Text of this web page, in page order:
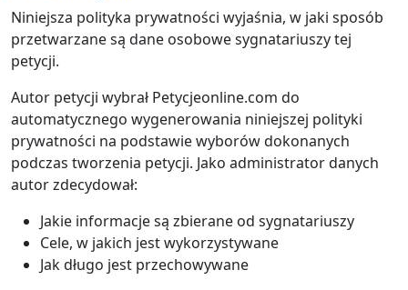
Niniejsza polityka prywatności wyjaśnia, w jaki sposób
przetwarzane są dane osobowe sygnatariuszy tej
petycji.
Autor petycji wybrał Petycjeonline.com do
automatycznego wygenerowania niniejszej polityki
prywatności na podstawie wyborów dokonanych
podczas tworzenia petycji. Jako administrator danych
autor zdecydował:
Jakie informacje są zbierane od sygnatariuszy
Cele, w jakich jest wykorzystywane
Jak długo jest przechowywane